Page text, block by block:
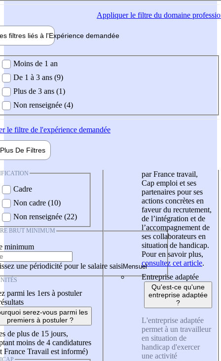
Appliquerle filtre du domaine
filtres liés à l'Expérience demandée
demandée
Moins de 1 an
De 1 à 3 ans (9)
Plus de 3 ans (1)
Non renseignée (4)
le filtre de l'expérience demandée
Plus De Filtres
Cadre
Non cadre (10)
Non renseignée (22)
BRUT MINIMUM
minimum
une périodicité pour le salaire saisi
parmi les 1ers à postuler
serez-vous parmi les
premiers à postuler ?
de plus de 15 jours,
moins de 4 candidatures
France Travail est informé)
par France travail,
Cap emploi et ses
partenaires pour ses
actions concrètes en
faveur du recrutement,
de l’intégration et de
l’accompagnement de
ses collaborateurs en
situation de handicap.
Pour en savoir plus,
consultez cet article.
Entreprise adaptée
Qu'est-ce qu'une
entreprise adaptée
?
L'entreprise adaptée
permet à un travailleur
en situation de
handicap d'exercer
une activité